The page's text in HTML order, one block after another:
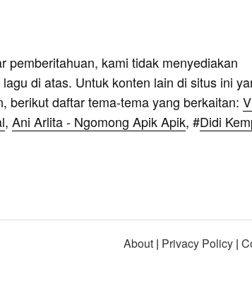
pemberitahuan, kami tidak menyediakan
di atas. Untuk konten lain di situs ini
berikut daftar tema-tema yang berkaitan:
, Ani Arlita - Ngomong Apik Apik, #Didi
About | Privacy Policy |